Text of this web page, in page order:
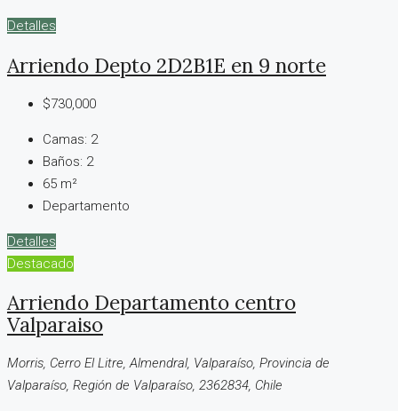
Detalles
Arriendo Depto 2D2B1E en 9 norte
$730,000
Camas: 2
Baños: 2
65 m²
Departamento
Detalles
Destacado
Arriendo Departamento centro
Valparaiso
Morris, Cerro El Litre, Almendral, Valparaíso, Provincia de
Valparaíso, Región de Valparaíso, 2362834, Chile